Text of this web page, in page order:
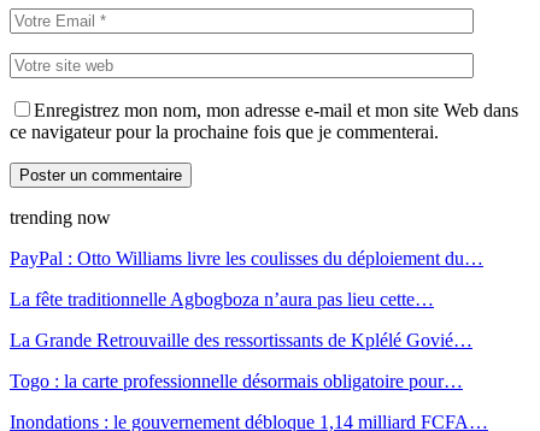
Enregistrez mon nom, mon adresse e-mail et mon site Web dans
ce navigateur pour la prochaine fois que je commenterai.
trending now
PayPal : Otto Williams livre les coulisses du déploiement du…
La fête traditionnelle Agbogboza n’aura pas lieu cette…
La Grande Retrouvaille des ressortissants de Kplélé Govié…
Togo : la carte professionnelle désormais obligatoire pour…
Inondations : le gouvernement débloque 1,14 milliard FCFA…